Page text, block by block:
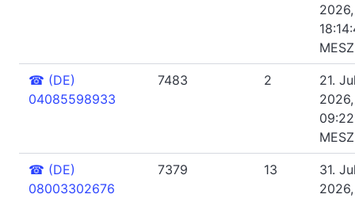
2026,
MESZ
☎ (DE)
04085598933
7483 2
21.
2026,
MESZ
☎ (DE)
08003302676
7379 13
31.
2026,